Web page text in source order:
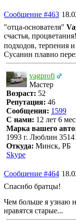
Сообщение #463
"отца-основателя"
счастья,
подходов, терпения
Сусанин плавно
vagprofi
Мастер
Возраст: 52
Репутация: 46
Сообщения: 1599
С нами: 12 лет 6
Марка вашего
1993 г. Люблин
Откуда: Минск, РБ
Skype
Сообщение #464
Спасибо братцы!
Чем больше я узнаю
нравятся старые...